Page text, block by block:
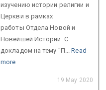
изучению истории религии и
Церкви в рамках
работы Отдела Новой и
Новейшей Истории. С
докладом на тему "П...Read
more
19 May 2020